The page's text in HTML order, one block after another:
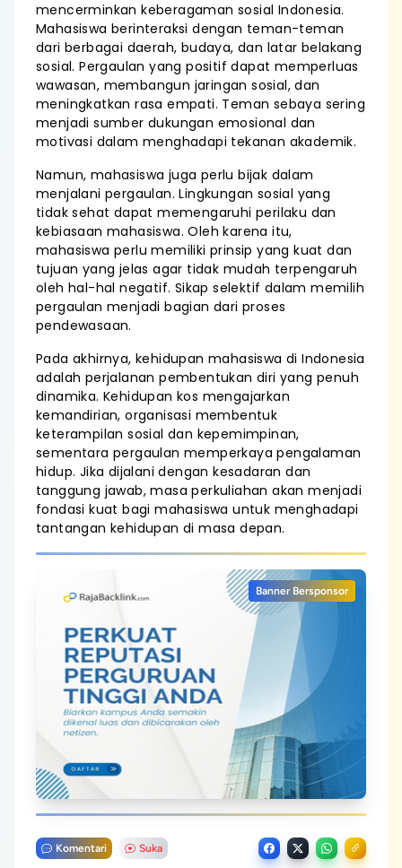
mencerminkan keberagaman sosial Indonesia.
Mahasiswa berinteraksi dengan teman-teman
dari berbagai daerah, budaya, dan latar belakang
sosial. Pergaulan yang positif dapat memperluas
wawasan, membangun jaringan sosial, dan
meningkatkan rasa empati. Teman sebaya sering
menjadi sumber dukungan emosional dan
motivasi dalam menghadapi tekanan akademik.
Namun, mahasiswa juga perlu bijak dalam
menjalani pergaulan. Lingkungan sosial yang
tidak sehat dapat memengaruhi perilaku dan
kebiasaan mahasiswa. Oleh karena itu,
mahasiswa perlu memiliki prinsip yang kuat dan
tujuan yang jelas agar tidak mudah terpengaruh
oleh hal-hal negatif. Sikap selektif dalam memilih
pergaulan menjadi bagian dari proses
pendewasaan.
Pada akhirnya, kehidupan mahasiswa di Indonesia
adalah perjalanan pembentukan diri yang penuh
dinamika. Kehidupan kos mengajarkan
kemandirian, organisasi membentuk
keterampilan sosial dan kepemimpinan,
sementara pergaulan memperkaya pengalaman
hidup. Jika dijalani dengan kesadaran dan
tanggung jawab, masa perkuliahan akan menjadi
fondasi kuat bagi mahasiswa untuk menghadapi
tantangan kehidupan di masa depan.
Banner Bersponsor
Komentari Suka